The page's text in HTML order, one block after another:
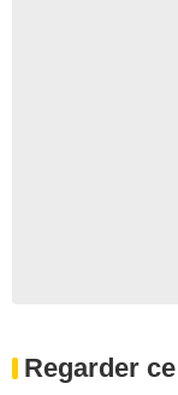
Regarder